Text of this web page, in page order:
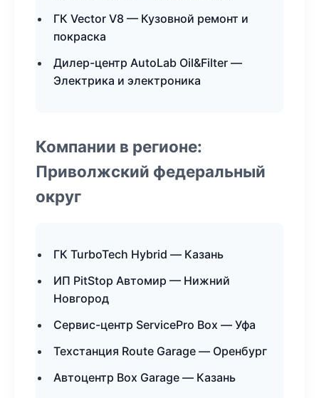
ГК Vector V8 — Кузовной ремонт и
покраска
Дилер-центр AutoLab Oil&Filter —
Электрика и электроника
Компании в регионе:
Приволжский федеральный
округ
ГК TurboTech Hybrid — Казань
ИП PitStop Автомир — Нижний
Новгород
Сервис-центр ServicePro Box — Уфа
Техстанция Route Garage — Оренбург
Автоцентр Box Garage — Казань